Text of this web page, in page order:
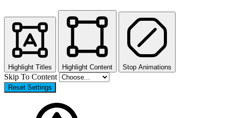
Highlight Titles Highlight Content Stop Animations
Skip To Content
Reset Settings